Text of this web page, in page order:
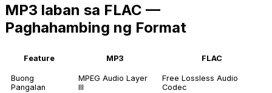
MP3 laban sa FLAC —
Paghahambing ng Format
Feature MP3 FLAC
Buong
Pangalan
MPEG Audio Layer
III
Free Lossless Audio
Codec